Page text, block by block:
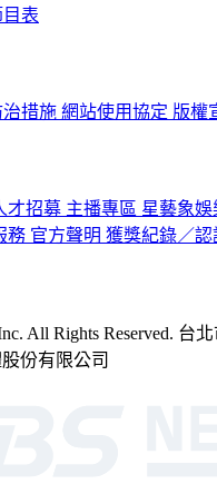
表
措施 網站使用協定 版權
才招募 主播專區 星藝象娛
務 官方聲明 獲獎紀錄／認
All Rights Reserved. 台
份有限公司